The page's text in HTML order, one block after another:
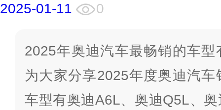
2025-01-11
0
2025年奥迪汽车最畅销的车
为大家分享2025年度奥迪汽
车型有奥迪A6L、奥迪Q5L、